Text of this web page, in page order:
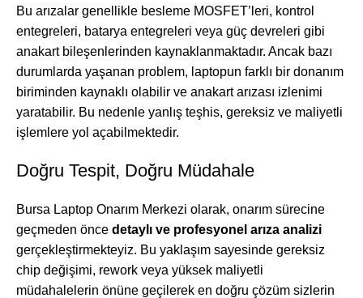
Bu arızalar genellikle besleme MOSFET’leri, kontrol
entegreleri, batarya entegreleri veya güç devreleri gibi
anakart bileşenlerinden kaynaklanmaktadır. Ancak bazı
durumlarda yaşanan problem, laptopun farklı bir donanım
biriminden kaynaklı olabilir ve anakart arızası izlenimi
yaratabilir. Bu nedenle yanlış teşhis, gereksiz ve maliyetli
işlemlere yol açabilmektedir.
Doğru Tespit, Doğru Müdahale
Bursa Laptop Onarım Merkezi olarak, onarım sürecine
geçmeden önce detaylı ve profesyonel arıza analizi
gerçekleştirmekteyiz. Bu yaklaşım sayesinde gereksiz
chip değişimi, rework veya yüksek maliyetli
müdahalelerin önüne geçilerek en doğru çözüm sizlerin